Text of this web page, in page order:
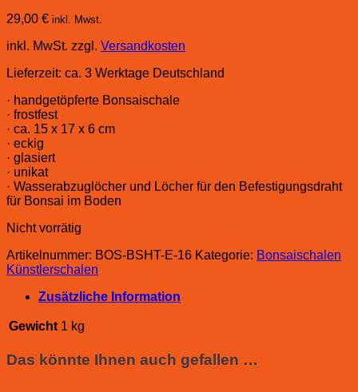
29,00 € inkl. Mwst.
inkl. MwSt. zzgl. Versandkosten
Lieferzeit: ca. 3 Werktage Deutschland
· handgetöpferte Bonsaischale
· frostfest
· ca. 15 x 17 x 6 cm
· eckig
· glasiert
· unikat
· Wasserabzuglöcher und Löcher für den Befestigungsdraht
für Bonsai im Boden
Nicht vorrätig
Artikelnummer: BOS-BSHT-E-16 Kategorie: Bonsaischalen
Künstlerschalen
Zusätzliche Information
Gewicht 1 kg
Das könnte Ihnen auch gefallen …